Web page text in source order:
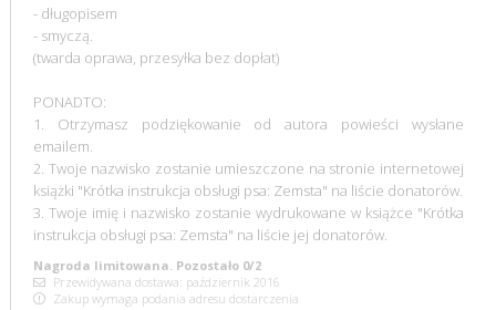
- długopisem
- smyczą.
(twarda oprawa, przesyłka bez dopłat)
PONADTO:
1. Otrzymasz podziękowanie od autora powieści wysłane
emailem.
2. Twoje nazwisko zostanie umieszczone na stronie internetowej
książki "Krótka instrukcja obsługi psa: Zemsta" na liście donatorów.
3. Twoje imię i nazwisko zostanie wydrukowane w książce "Krótka
instrukcja obsługi psa: Zemsta" na liście jej donatorów.
Nagroda limitowana. Pozostało 0/2
Przewidywana dostawa: październik 2016
Zakup wymaga podania adresu dostarczenia